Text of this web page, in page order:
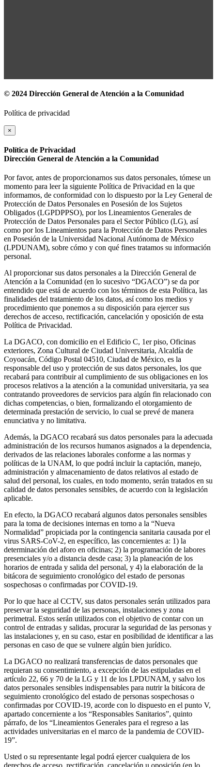
© 2024 Dirección General de Atención a la Comunidad
Política de privacidad
×
Política de Privacidad
Dirección General de Atención a la Comunidad
Por favor, antes de proporcionarnos sus datos personales, tómese un
momento para leer la siguiente Política de Privacidad en la que
informamos, de conformidad con lo dispuesto por la Ley General de
Protección de Datos Personales en Posesión de los Sujetos
Obligados (LGPDPPSO), por los Lineamientos Generales de
Protección de Datos Personales para el Sector Público (LG), así
como por los Lineamientos para la Protección de Datos Personales
en Posesión de la Universidad Nacional Autónoma de México
(LPDUNAM), sobre cómo y con qué fines tratamos su información
personal.
Al proporcionar sus datos personales a la Dirección General de
Atención a la Comunidad (en lo sucesivo “DGACO”) se da por
entendido que está de acuerdo con los términos de esta Política, las
finalidades del tratamiento de los datos, así como los medios y
procedimiento que ponemos a su disposición para ejercer sus
derechos de acceso, rectificación, cancelación y oposición de esta
Política de Privacidad.
La DGACO, con domicilio en el Edificio C, 1er piso, Oficinas
exteriores, Zona Cultural de Ciudad Universitaria, Alcaldía de
Coyoacán, Código Postal 04510, Ciudad de México, es la
responsable del uso y protección de sus datos personales, los que
recabará para contribuir al cumplimiento de sus obligaciones en los
procesos relativos a la atención a la comunidad universitaria, ya sea
contratando proveedores de servicios para algún fin relacionado con
dichas competencias, o bien, formalizando el otorgamiento de
determinada prestación de servicio, lo cual se prevé de manera
enunciativa y no limitativa.
Además, la DGACO recabará sus datos personales para la adecuada
administración de los recursos humanos asignados a la dependencia,
derivados de las relaciones laborales conforme a las normas y
políticas de la UNAM, lo que podrá incluir la captación, manejo,
administración y almacenamiento de datos relativos al estado de
salud del personal, los cuales, en todo momento, serán tratados en su
calidad de datos personales sensibles, de acuerdo con la legislación
aplicable.
En efecto, la DGACO recabará algunos datos personales sensibles
para la toma de decisiones internas en torno a la “Nueva
Normalidad” propiciada por la contingencia sanitaria causada por el
virus SARS-CoV-2, en específico, las concernientes a: 1) la
determinación del aforo en oficinas; 2) la programación de labores
presenciales y/o a distancia desde casa; 3) la planeación de los
horarios de entrada y salida del personal, y 4) la elaboración de la
bitácora de seguimiento cronológico del estado de personas
sospechosas o confirmadas por COVID-19.
Por lo que hace al CCTV, sus datos personales serán utilizados para
preservar la seguridad de las personas, instalaciones y zona
perimetral. Estos serán utilizados con el objetivo de contar con un
control de entradas y salidas, procurar la seguridad de las personas y
las instalaciones y, en su caso, estar en posibilidad de identificar a las
personas en caso de que se vulnere algún bien jurídico.
La DGACO no realizará transferencias de datos personales que
requieran su consentimiento, a excepción de las estipuladas en el
artículo 22, 66 y 70 de la LG y 11 de los LPDUNAM, y salvo los
datos personales sensibles indispensables para nutrir la bitácora de
seguimiento cronológico del estado de personas sospechosas o
confirmadas por COVID-19, acorde con lo dispuesto en el punto V,
apartado concerniente a los “Responsables Sanitarios”, quinto
párrafo, de los “Lineamientos Generales para el regreso a las
actividades universitarias en el marco de la pandemia de COVID-
19”.
Usted o su representante legal podrá ejercer cualquiera de los